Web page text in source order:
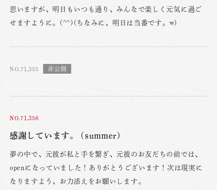
思いますが、明日もいつも通り、みんなで楽しく元気に過ご
せますように。(^^)(ちなみに、明日は当番です。w)
NO.71,355
NO.71,356
感謝しています。 (summer)
夢の中で、元彼が私と手を繋ぎ、元彼のお友だちの前では、
openになっていました！ありがとうございます！次は現実に
なりますよう、お力添えをお願いします。